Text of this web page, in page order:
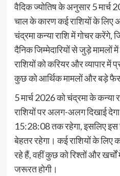
वैदिक ज्योतिष के अनुसार 5 मार्च
चाल के कारण कई राशियों के
चंद्रमा कन्या राशि में गोचर करेंगे,
दैनिक जिम्मेदारियों से जुड़े
राशियों को करियर और व्यापार
कुछ को आर्थिक मामलों और बड़े
5 मार्च 2026 को चंद्रमा के कन्या
राशियों पर अलग-अलग दिखाई
15:28:08 तक रहेगा, इसलिए इस
बेहतर रहेगा। कई राशियों के
रहे हैं, वहीं कुछ को रिश्तों और
जरूरत होगी।